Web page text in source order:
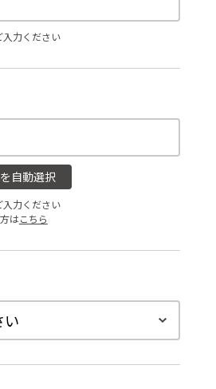
力ください
自動選択
力ください
はこちら